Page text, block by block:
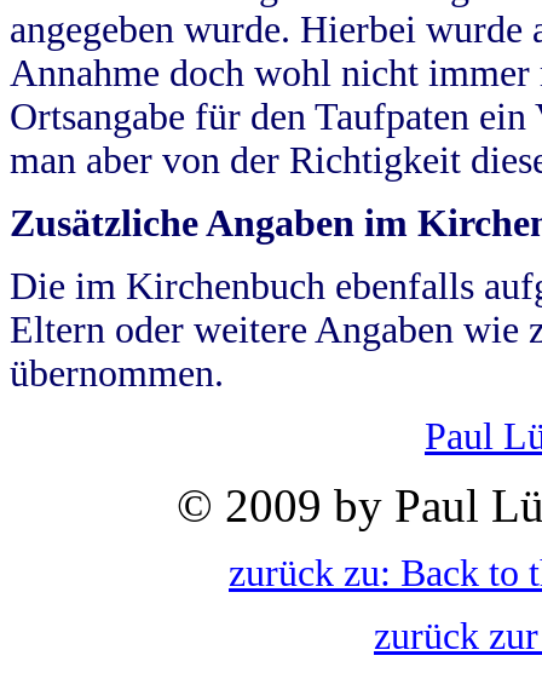
angegeben wurde. Hierbei wurde
Annahme doch wohl nicht
Ortsangabe für den Taufpaten
man aber von der Richtigkeit
Zusätzliche Angaben im
Die im Kirchenbuch ebenfalls
Eltern oder weitere Angaben wie
übernommen.
Paul
© 2009 by Paul
zurück zu: Back to
zurück